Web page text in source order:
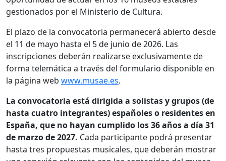
gestionados por el Ministerio de Cultura.
El plazo de la convocatoria permanecerá abierto desde
el 11 de mayo hasta el 5 de junio de 2026. Las
inscripciones deberán realizarse exclusivamente de
forma telemática a través del formulario disponible en
la página web www.musae.es.
La convocatoria está dirigida a solistas y grupos (de
hasta cuatro integrantes) españoles o residentes en
España, que no hayan cumplido los 36 años a día 31
de marzo de 2027. Cada participante podrá presentar
hasta tres propuestas musicales, que deberán mostrar